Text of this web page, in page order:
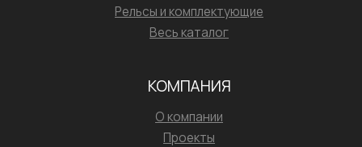
Рельсы и комплектующие
Весь каталог
КОМПАНИЯ
О компании
Проекты